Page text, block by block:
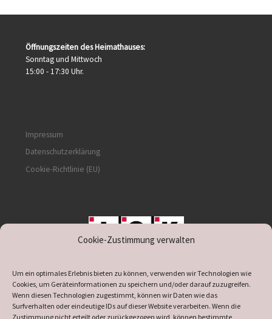
Cookie-Zustimmung verwalten
Um ein optimales Erlebnis bieten zu können, verwenden wir Technologien wie
Cookies, um Geräteinformationen zu speichern und/oder darauf zuzugreifen.
Wenn diesen Technologien zugestimmt, können wir Daten wie das
Surfverhalten oder eindeutige IDs auf dieser Website verarbeiten. Wenn die
Zustimmung nicht erteilt oder zurückgezogen wird, können bestimmte
Öffnungszeiten des Heimathauses:
Sonntag und Mittwoch
15:00 - 17:30 Uhr.
Impressum
Datenschutzerklärung
Cookie-Richtlinie (EU)